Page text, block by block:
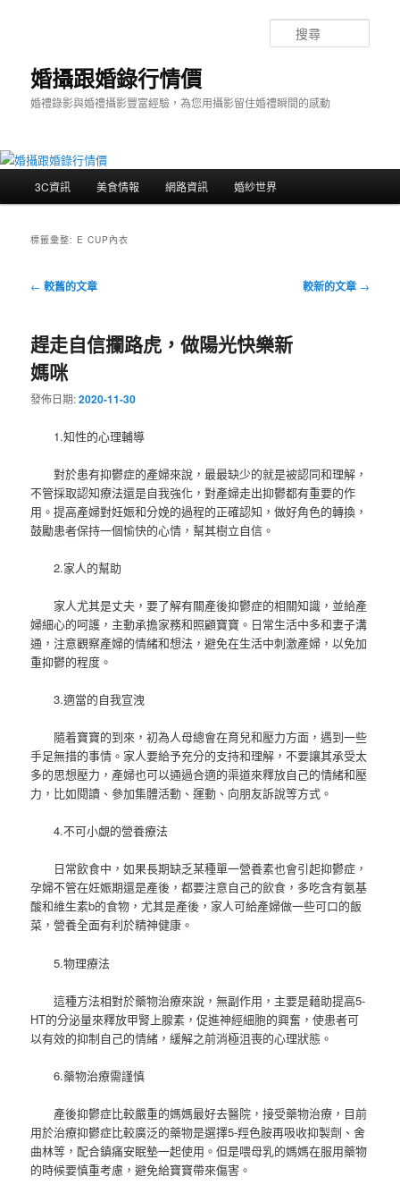
婚攝跟婚錄行情價
婚禮錄影與婚禮攝影豐富經驗，為您用攝影留住婚禮瞬間的感動
尋
3C資訊 美食情報 網路資訊 婚紗世界
標籤彙整: E CUP內衣
文
覽
← 較舊的文章 較新的文章 →
趕走自信攔路虎，做陽光快樂新
媽咪
發佈日期:2020-11-30
1.知性的心理輔導
對於患有抑鬱症的產婦來說，最最缺少的就是被認同和理解，
不管採取認知療法還是自我強化，對產婦走出抑鬱都有重要的作
用。提高產婦對妊娠和分娩的過程的正確認知，做好角色的轉換，
鼓勵患者保持一個愉快的心情，幫其樹立自信。
2.家人的幫助
家人尤其是丈夫，要了解有關產後抑鬱症的相關知識，並給產
婦細心的呵護，主動承擔家務和照顧寶寶。日常生活中多和妻子溝
通，注意觀察產婦的情緒和想法，避免在生活中刺激產婦，以免加
重抑鬱的程度。
3.適當的自我宣洩
隨着寶寶的到來，初為人母總會在育兒和壓力方面，遇到一些
手足無措的事情。家人要給予充分的支持和理解，不要讓其承受太
多的思想壓力，產婦也可以通過合適的渠道來釋放自己的情緒和壓
力，比如閱讀、參加集體活動、運動、向朋友訴說等方式。
4.不可小覷的營養療法
日常飲食中，如果長期缺乏某種單一營養素也會引起抑鬱症，
孕婦不管在妊娠期還是產後，都要注意自己的飲食，多吃含有氨基
酸和維生素b的食物，尤其是產後，家人可給產婦做一些可口的飯
菜，營養全面有利於精神健康。
5.物理療法
這種方法相對於藥物治療來說，無副作用，主要是藉助提高5-
HT的分泌量來釋放甲腎上腺素，促進神經細胞的興奮，使患者可
以有效的抑制自己的情緒，緩解之前消極沮喪的心理狀態。
6.藥物治療需謹慎
產後抑鬱症比較嚴重的媽媽最好去醫院，接受藥物治療，目前
用於治療抑鬱症比較廣泛的藥物是選擇5-羥色胺再吸收抑製劑、舍
曲林等，配合鎮痛安眠墊一起使用。但是喂母乳的媽媽在服用藥物
的時候要慎重考慮，避免給寶寶帶來傷害。